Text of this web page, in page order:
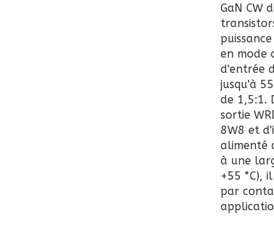
GaN CW
en mode
d'entrée
jusqu'à
de 1,5:1.
sortie
8W8 et
alimenté
à une
+55 °C),
par